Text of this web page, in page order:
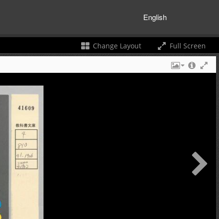
English
Change Layout Full Screen